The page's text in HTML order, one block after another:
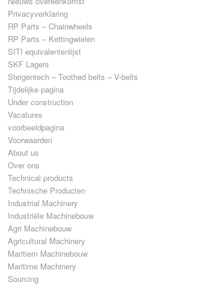
Privacyverklaring
RP Parts – Chainwheels
RP Parts – Kettingwielen
SITI equivalentenlijst
SKF Lagers
Steigentech – Toothed belts – V-belts
Tijdelijke pagina
Under construction
Vacatures
voorbeeldpagina
Voorwaarden
About us
Over ons
Technical products
Technische Producten
Industrial Machinery
Industriële Machinebouw
Agri Machinebouw
Agricultural Machinery
Maritiem Machinebouw
Maritime Machinery
Sourcing